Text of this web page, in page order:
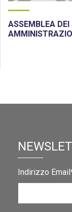
ASSEMBLEA DEI
Indirizzo